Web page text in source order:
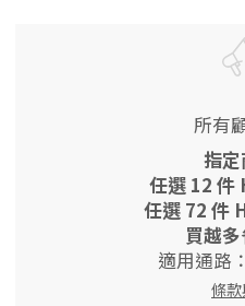
所有
指定
任選 12 件
任選 72 件
買越多
適用通路
條